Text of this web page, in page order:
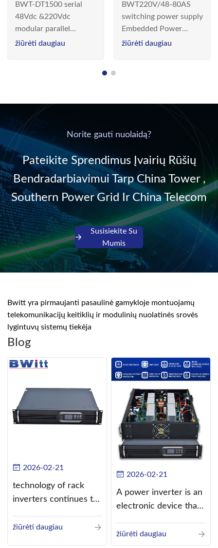
AC110V solar
BWT-DT1500 serial
48Vdc &220Vdc
modular parallel
connection inverter is
communication DC
AC power. It is
designed with complete
isolati...
žiūrėti daugiau
BWT220V/48-80AS
switching power
supply
BWT220V/48-80AS
switching power supply
Embedded Power
System is widely
& Energy Saving”
žiūrėti daugiau
Norite gauti nuolaidą?
Pateikite Sprendimus Įvairių Rūšių
Bendradarbiavimui Tarp China Tower ,
Southern Power Grid Ir China Telecom
Susisiekite Su
Mumis
Bwitt yra pirmaujanti pasaulinė gamykloje montuojamų
telekomunikacijų keitiklių ir modulinių nuolatinės srovės
lygintuvų sistemų tiekėja
Blog
2026-02-21
technology of rack
inverters continues to
žiūrėti daugiau
2026-02-21
A power inverter is an
electronic device that
current (DC) into
žiūrėti daugiau